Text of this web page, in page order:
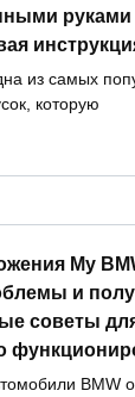
из самых
которую
My
и
советы
BMW